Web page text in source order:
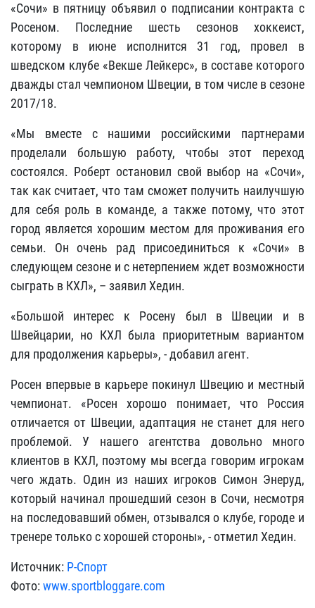
«Сочи» в пятницу объявил о подписании контракта с
Росеном. Последние шесть сезонов хоккеист,
которому в июне исполнится 31 год, провел в
шведском клубе «Векше Лейкерс», в составе которого
дважды стал чемпионом Швеции, в том числе в сезоне
2017/18.
«Мы вместе с нашими российскими партнерами
проделали большую работу, чтобы этот переход
состоялся. Роберт остановил свой выбор на «Сочи»,
так как считает, что там сможет получить наилучшую
для себя роль в команде, а также потому, что этот
город является хорошим местом для проживания его
семьи. Он очень рад присоединиться к «Сочи» в
следующем сезоне и с нетерпением ждет возможности
сыграть в КХЛ», – заявил Хедин.
«Большой интерес к Росену был в Швеции и в
Швейцарии, но КХЛ была приоритетным вариантом
для продолжения карьеры», - добавил агент.
Росен впервые в карьере покинул Швецию и местный
чемпионат. «Росен хорошо понимает, что Россия
отличается от Швеции, адаптация не станет для него
проблемой. У нашего агентства довольно много
клиентов в КХЛ, поэтому мы всегда говорим игрокам
чего ждать. Один из наших игроков Симон Энеруд,
который начинал прошедший сезон в Сочи, несмотря
на последовавший обмен, отзывался о клубе, городе и
тренере только с хорошей стороны», - отметил Хедин.
Источник: Р-Спорт
Фото:www.sportbloggare.com